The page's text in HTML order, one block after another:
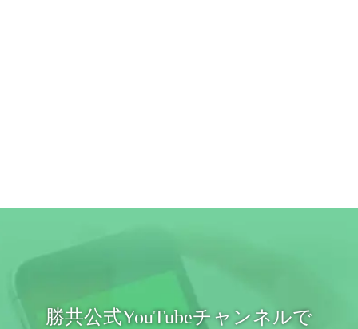
勝共公式YouTubeチャンネルで